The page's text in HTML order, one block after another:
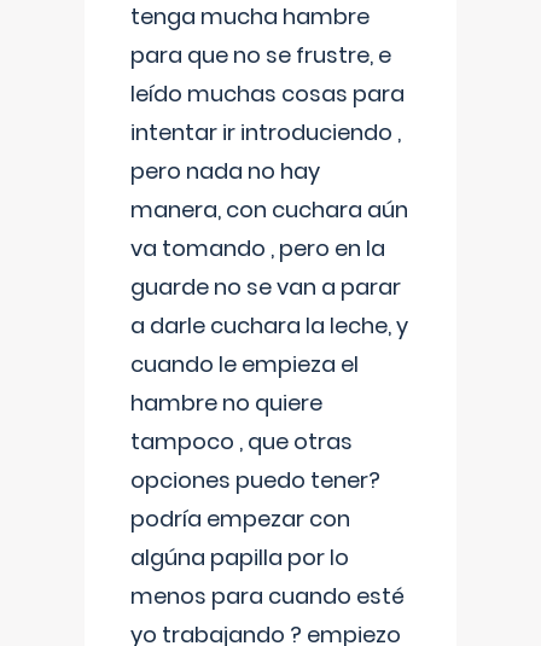
tenga mucha hambre
para que no se frustre, e
leído muchas cosas para
intentar ir introduciendo ,
pero nada no hay
manera, con cuchara aún
va tomando , pero en la
guarde no se van a parar
a darle cuchara la leche, y
cuando le empieza el
hambre no quiere
tampoco , que otras
opciones puedo tener?
podría empezar con
algúna papilla por lo
menos para cuando esté
yo trabajando ? empiezo